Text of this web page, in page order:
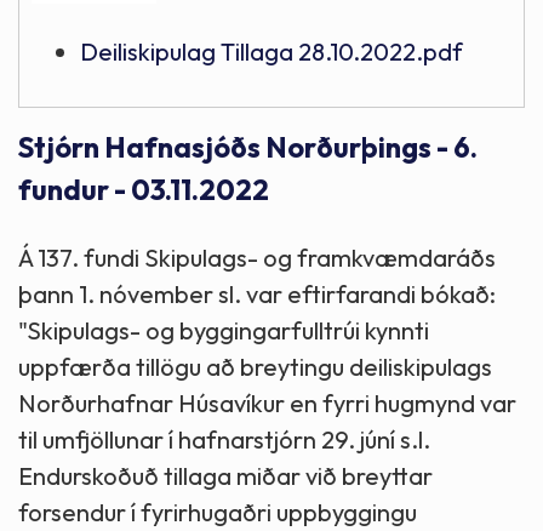
Deiliskipulag Tillaga 28.10.2022.pdf
Stjórn Hafnasjóðs Norðurþings - 6.
fundur - 03.11.2022
Á 137. fundi Skipulags- og framkvæmdaráðs
þann 1. nóvember sl. var eftirfarandi bókað:
"Skipulags- og byggingarfulltrúi kynnti
uppfærða tillögu að breytingu deiliskipulags
Norðurhafnar Húsavíkur en fyrri hugmynd var
til umfjöllunar í hafnarstjórn 29. júní s.l.
Endurskoðuð tillaga miðar við breyttar
forsendur í fyrirhugaðri uppbyggingu